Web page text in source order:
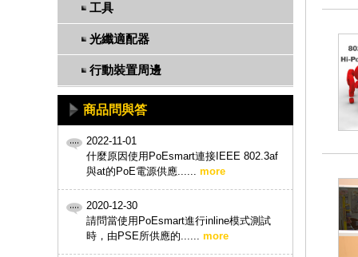
工具
光纖適配器
行動裝置周邊
商品問與答
2022-11-01
什麼原因使用PoEsmart連接IEEE 802.3af
與at的PoE電源供應...... more
2020-12-30
請問當使用PoEsmart進行inline模式測試
時，由PSE所供應的...... more